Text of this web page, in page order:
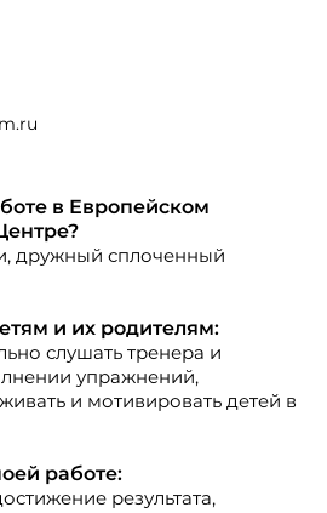
в Европейском
дружный сплоченный
и их родителям:
слушать тренера и
упражнений,
и мотивировать детей в
работе:
результата,